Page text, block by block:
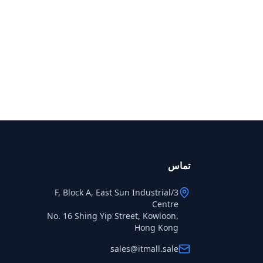
تماس
3/F, Block A, East Sun Industrial
Centre
No. 16 Shing Yip Street, Kowloon,
Hong Kong
sales@itmall.sale